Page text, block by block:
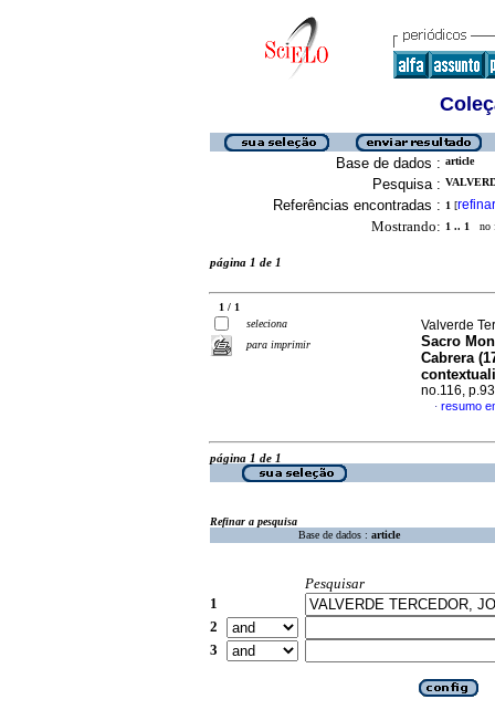
Base de dados : article
Pesquisa :
Referências encontradas : 1 [refinar
Mostrando: 1 .. 1 no
página 1 de 1
1 / 1
seleciona
para imprimir
Valverde
Sacro
Cabrera
no.116,
· resumo
página 1 de 1
Refinar a pesquisa
Base de dados : article
Pesquisar
1
2
3